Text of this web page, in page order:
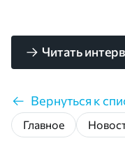
Вернуться к
Главное
Читать